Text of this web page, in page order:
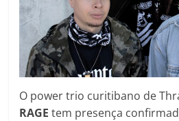
O power trio curitibano de
RAGEtem presença